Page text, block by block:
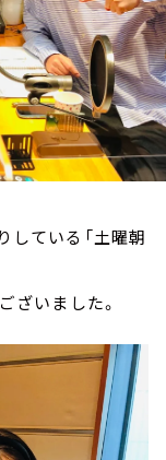
ている「土曜朝
ざいました。